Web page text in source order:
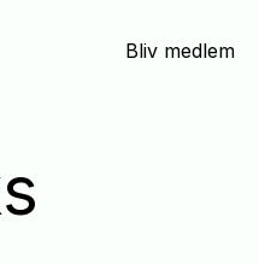
Bliv medlem